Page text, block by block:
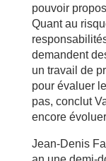
pouvoir
Quant au
demandent
un travail de
pour évaluer
pas, conclut
encore
Jean-Denis